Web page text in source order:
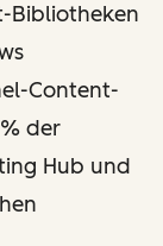
Bibliotheken
Content-
der
Hub und